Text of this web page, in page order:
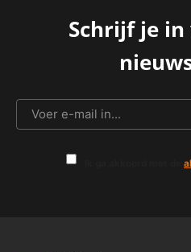
Schrijf je